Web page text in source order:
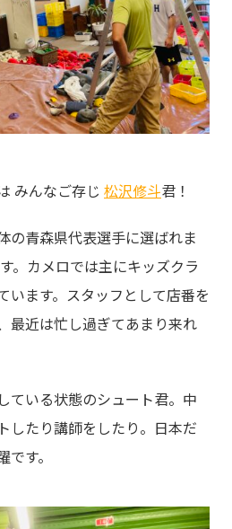
みんなご存じ 松沢修斗君！
の青森県代表選手に選ばれま
。カメロでは主にキッズクラ
います。スタッフとして店番を
最近は忙し過ぎてあまり来れ
ている状態のシュート君。中
したり講師をしたり。日本だ
す。